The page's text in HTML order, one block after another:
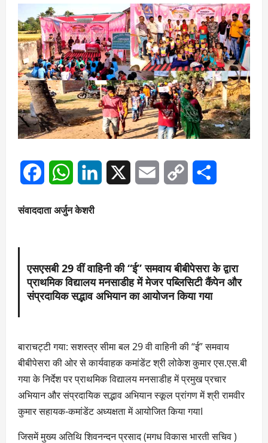
FacebookWhatsAppLinkedIn Email
Copy
संवाददाता अर्जुन केशरी
एसएसबी 29 वीं वाहिनी की “ई” समवाय बीबीपेसरा के द्वारा
प्राथमिक विद्यालय मनसाडीह में मेजर पब्लिसिटी कैंपेन और
संप्रदायिक सद्भाव अभियान का आयोजन किया गया
बाराचट्टी गया: सशस्त्र सीमा बल 29 वी वाहिनी की “ई” समवाय
बीबीपेसरा की ओर से कार्यवाहक कमांडेंट श्री लोकेश कुमार एस.एस.बी
गया के निर्देश पर प्राथमिक विद्यालय मनसाडीह में प्रमुख प्रचार
अभियान और संप्रदायिक सद्भाव अभियान स्कूल प्रांगण में श्री रामवीर
कुमार सहायक-कमांडेंट अध्यक्षता में आयोजित किया गयाI
जिसमें मुख्य अतिथि शिवनन्दन प्रसाद (मगध विकास भारती सचिव )